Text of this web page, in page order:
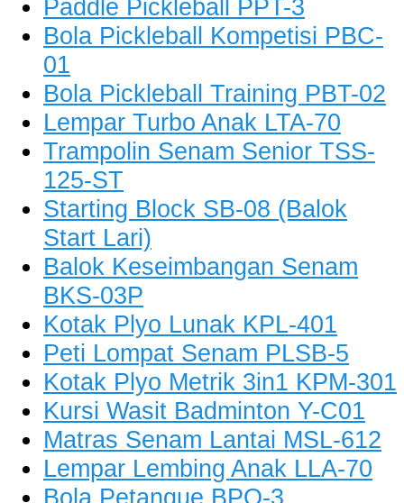
Paddle Pickleball PPT-3
Bola Pickleball Kompetisi PBC-
01
Bola Pickleball Training PBT-02
Lempar Turbo Anak LTA-70
Trampolin Senam Senior TSS-
125-ST
Starting Block SB-08 (Balok
Start Lari)
Balok Keseimbangan Senam
BKS-03P
Kotak Plyo Lunak KPL-401
Peti Lompat Senam PLSB-5
Kotak Plyo Metrik 3in1 KPM-301
Kursi Wasit Badminton Y-C01
Matras Senam Lantai MSL-612
Lempar Lembing Anak LLA-70